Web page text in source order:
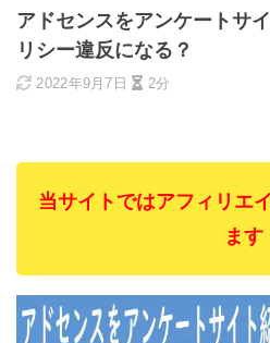
アドセンスをアンケートサ
リシー違反になる？
2022年9月7日 2分
当サイトではアフィリエ
ます